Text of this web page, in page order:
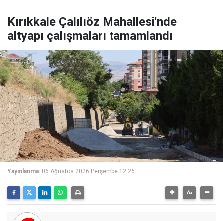
Kırıkkale Çalılıöz Mahallesi'nde
altyapı çalışmaları tamamlandı
Yayınlanma: 06 Ağustos 2026 Perşembe 12:26